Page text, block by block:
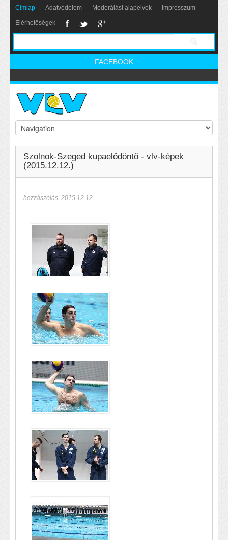
Címlap Adatvédelem Moderálási alapelvek Impresszum
Elérhetőségek
FACEBOOK
Szolnok-Szeged kupaelődöntő - vlv-képek
(2015.12.12.)
hozzászólás, 2015.12.12.